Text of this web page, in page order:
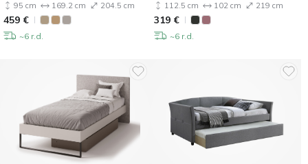
95 cm 169.2 cm 204.5 cm
459 €
~6 r.d.
112.5 cm 102 cm 219 cm
319 €
~6 r.d.